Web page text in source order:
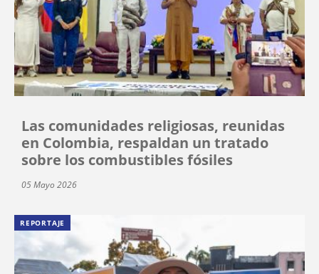
Las comunidades religiosas, reunidas
en Colombia, respaldan un tratado
sobre los combustibles fósiles
05 Mayo 2026
REPORTAJE